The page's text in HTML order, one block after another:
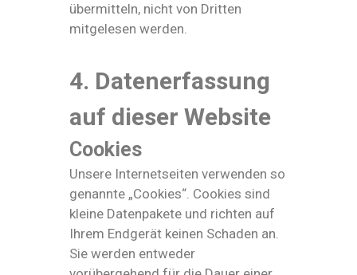
übermitteln, nicht von Dritten
mitgelesen werden.
4. Datenerfassung
auf dieser Website
Cookies
Unsere Internetseiten verwenden so
genannte „Cookies“. Cookies sind
kleine Datenpakete und richten auf
Ihrem Endgerät keinen Schaden an.
Sie werden entweder